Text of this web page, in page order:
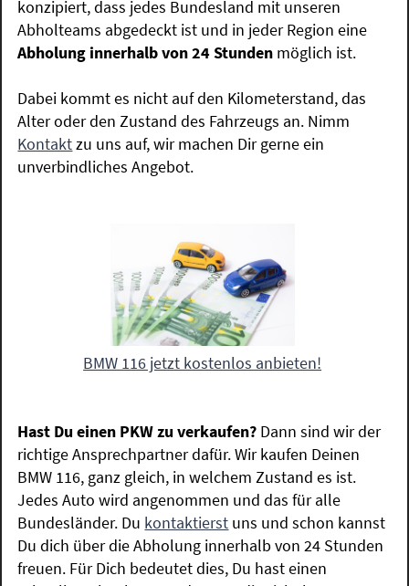
konzipiert, dass jedes Bundesland mit unseren
Abholteams abgedeckt ist und in jeder Region eine
Abholung innerhalb von 24 Stunden möglich ist.
Dabei kommt es nicht auf den Kilometerstand, das
Alter oder den Zustand des Fahrzeugs an. Nimm
Kontaktzu uns auf, wir machen Dir gerne ein
unverbindliches Angebot.
BMW 116 jetzt kostenlos anbieten!
Hast Du einen PKW zu verkaufen? Dann sind wir der
richtige Ansprechpartner dafür. Wir kaufen Deinen
BMW 116, ganz gleich, in welchem Zustand es ist.
Jedes Auto wird angenommen und das für alle
Bundesländer. Du kontaktierst uns und schon kannst
Du dich über die Abholung innerhalb von 24 Stunden
freuen. Für Dich bedeutet dies, Du hast einen